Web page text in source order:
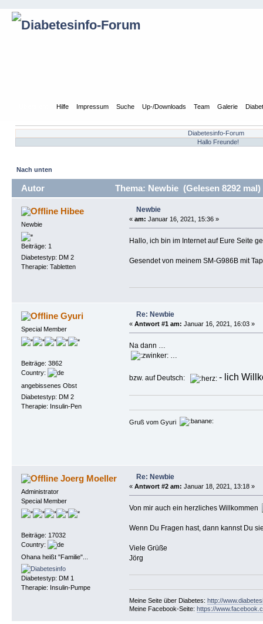
Hilfe Impressum Suche Up-/Downloads Team Galerie
Diabetesinfo-Forum
Hallo Freunde!
Nach unten
Autor Thema: Newbie (Gelesen 8292 mal)
Hibee
Newbie
Beiträge: 1
Diabetestyp: DM 2
Therapie: Tabletten
Newbie
« am: Januar 16, 2021, 15:36 »
Hallo, ich bin im Internet auf Eure Seite
Gesendet von meinem SM-G986B mit
Gyuri
Special Member
Beiträge: 3862
Country:
angebissenes Obst
Diabetestyp: DM 2
Therapie: Insulin-Pen
Re: Newbie
« Antwort #1 am: Januar 16, 2021, 16:03 »
Na dann …
…
bzw. auf Deutsch: - lich
Gruß vom Gyuri
Joerg Moeller
Administrator
Special Member
Beiträge: 17032
Country:
Ohana heißt "Familie"...
Diabetestyp: DM 1
Therapie: Insulin-Pumpe
Re: Newbie
« Antwort #2 am: Januar 18, 2021, 13:18 »
Von mir auch ein herzliches Willkommen
Wenn Du Fragen hast, dann kannst Du
Viele Grüße
Jörg
Meine Seite über Diabetes: http://
Meine Facebook-Seite: https://